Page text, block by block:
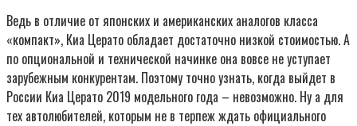
Ведь в отличие от японских и американских аналогов класса
«компакт», Киа Церато обладает достаточно низкой стоимостью. А
по опциональной и технической начинке она вовсе не уступает
зарубежным конкурентам. Поэтому точно узнать, когда выйдет в
России Киа Церато 2019 модельного года – невозможно. Ну а для
тех автолюбителей, которым не в терпеж ждать официального